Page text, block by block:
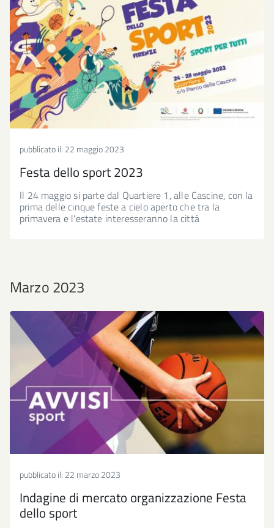
pubblicato il: 22 maggio 2023
Festa dello sport 2023
Il 24 maggio si parte dal Quartiere 1, alle Cascine, con la
prima delle cinque feste a cielo aperto che tra la
primavera e l'estate interesseranno la città
Marzo 2023
pubblicato il: 22 marzo 2023
Indagine di mercato organizzazione Festa
dello sport